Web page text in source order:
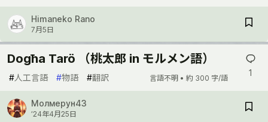
Himaneko Rano
7月5日
Dogħa Tarö （桃太郎 in モルメン語）
#人工言語 #物語 #翻訳 言語不明 • 約 300 字/語
1
Молмерун43
’24年4月25日